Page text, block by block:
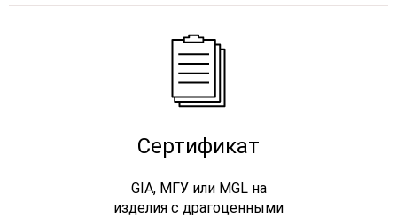
Сертификат
GIA, МГУ или MGL на
изделия с драгоценными